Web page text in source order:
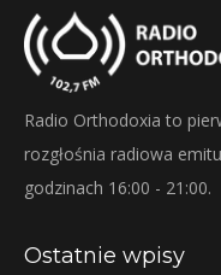
Radio Orthodoxia to
rozgłośnia radiowa
godzinach 16:00 - 21:00.
Ostatnie wpisy